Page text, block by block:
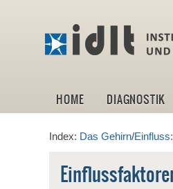
HOME DIAGNOSTIK
Index: Das Gehirn/